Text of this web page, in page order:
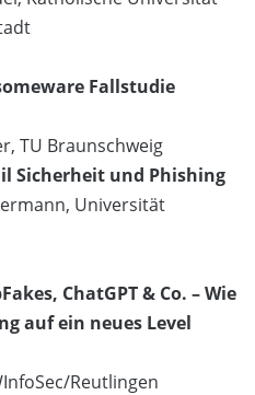
Fallstudie
TU Braunschweig
Sicherheit und Phishing
Universität
ChatGPT & Co. – Wie
auf ein neues Level
Reutlingen